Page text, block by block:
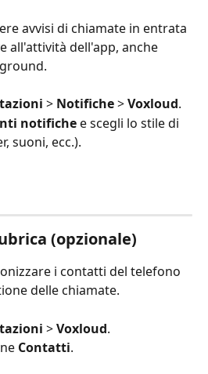
avvisi di chiamate in entrata
all'attività dell'app, anche
> Notifiche > Voxloud.
notifiche e scegli lo stile di
suoni, ecc.).
(opzionale)
i contatti del telefono
delle chiamate.
> Voxloud.
Contatti.